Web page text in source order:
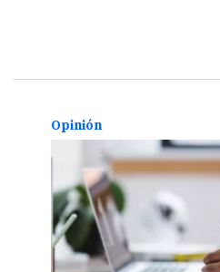
Opinión